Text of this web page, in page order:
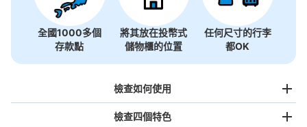
全國1000多個
存款點
將其放在投幣式
儲物櫃的位置
任何尺寸的行李
都OK
檢查如何使用
檢查四個特色